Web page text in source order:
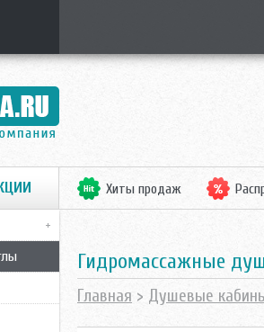
Хиты продаж
Гидромассажные
Главная > Душевые